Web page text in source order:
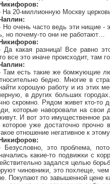
Никифоров:
На 20-миллионную Москву
Но очень часто ведь эти нищие -
но почему-то они не работают…
Никифоров:
Да какая разница! Все равно
все это иначе происходит, там
Там есть такие же бомжующие
бедно. Многие в
хорошую работу и из этих
в других больших
скромно. Рядом живет кто-то
которые наворовали на
И вот это имущественное
которое уже достаточно
отношение негативное к
Никифоров:
Безусловно, это проблема,
какие-то подвижки с
задался целью
чиновники, это похлеще,
Покупают по завышенной цене